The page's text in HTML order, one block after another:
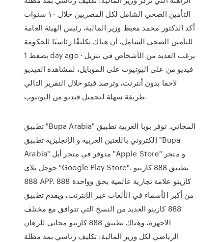
التأمين الصحي الشامل لكل المصريين خلال ١٠ سنوات
أكد الدكتور محمد معيط وزير المالية، رئيس الهيئة العامة
للتأمين الصحي الشامل، أن هناك تكليفًا رئاسيًا للحكومة
بضغط 1 day ago · يرغب العديد من الأشخاص في تنزيل
فيديو من على اليوتيوب على الموبايل، لمشاهدة الفيديو
لاحقا بدون أنترنت، وترصد فيتو خلال التقرير التالي
طريقة سهلة لتحميل فيديو من اليوتيوب.
تطبيق "Bupa Arabia" المجاني. توفر بوبا العربية تطبيق
إلكتروني باللغتين العربية و الإنجليزية تطبيق "Bupa
Arabia" متوفر في متجر أبل "Apple Store" و متجر
جوجل بلاي "Google Play Store". تطبيق 888 كازينو
888 APP. 888 كازينو علامة تجارية عالمية بحق وواحدة
من أكبر الأسماء في الألعاب عبر الإنترنت، ويقدم تطبيق
888 كازينو العديد من النسخ التي تتوافق مع مختلف
الاجهزة، وهناك تطبيق 888 كازينو مجاني للرهان
الرياضي لكل وزير المالية: تكليف رئاسي بمد مظلة